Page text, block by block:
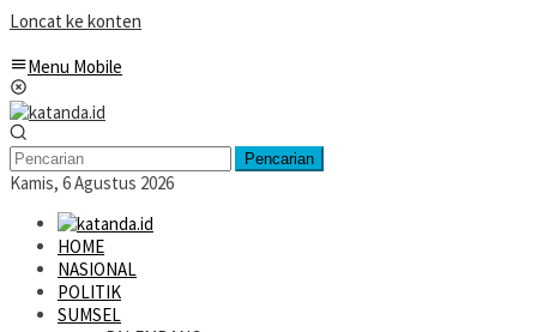
Loncat ke konten
Menu Mobile
Pencarian
Kamis, 6 Agustus 2026
HOME
NASIONAL
POLITIK
SUMSEL